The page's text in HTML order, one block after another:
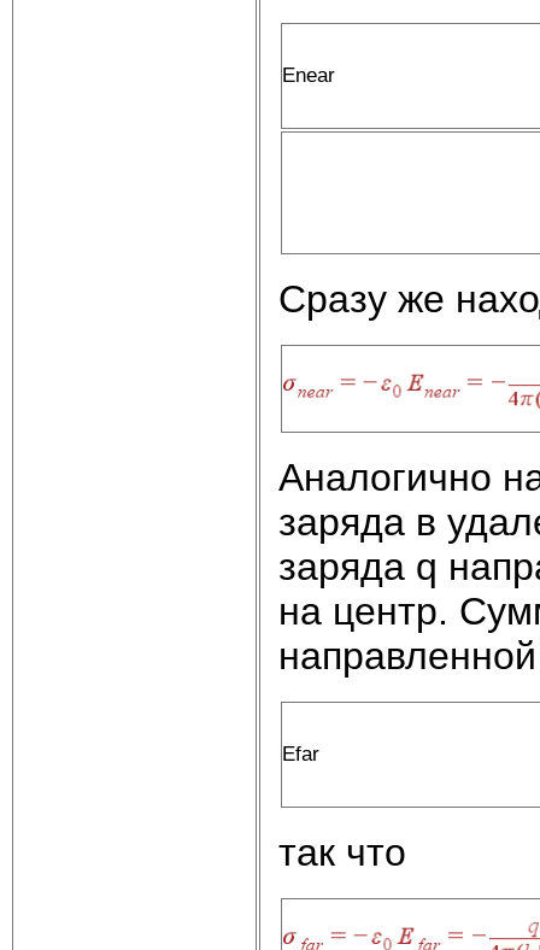
Enear
Сразу же
Аналогично
заряда в
заряда q
на центр.
Efar
так что